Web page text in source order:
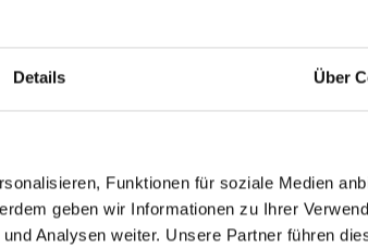
Details Über
Funktionen für soziale Medien
geben wir Informationen zu Ihrer
Analysen weiter. Unsere Partner führen
Mit Eindruck